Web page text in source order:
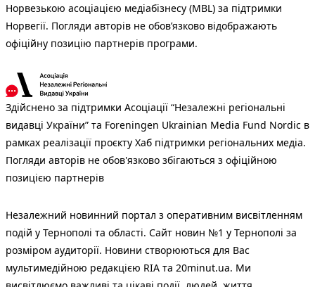
Норвезькою асоціацією медіабізнесу (MBL) за підтримки
Норвегії. Погляди авторів не обов’язково відображають
офіційну позицію партнерів програми.
Здійснено за підтримки Асоціації “Незалежні регіональні
видавці України” та Foreningen Ukrainian Media Fund Nordic в
рамках реалізації проєкту Хаб підтримки регіональних медіа.
Погляди авторів не обов'язково збігаються з офіційною
позицією партнерів
Незалежний новинний портал з оперативним висвітленням
подій у Тернополі та області. Сайт новин №1 у Тернополі за
розміром аудиторії. Новини створюються для Вас
мультимедійною редакцією RIA та 20minut.ua. Ми